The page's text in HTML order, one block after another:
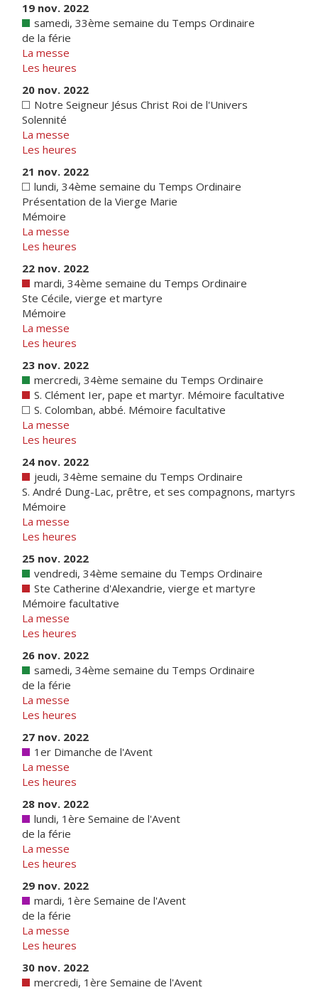
19 nov. 2022
samedi, 33ème semaine du Temps Ordinaire
de la férie
La messe
Les heures
20 nov. 2022
Notre Seigneur Jésus Christ Roi de l'Univers
Solennité
La messe
Les heures
21 nov. 2022
lundi, 34ème semaine du Temps Ordinaire
Présentation de la Vierge Marie
Mémoire
La messe
Les heures
22 nov. 2022
mardi, 34ème semaine du Temps Ordinaire
Ste Cécile, vierge et martyre
Mémoire
La messe
Les heures
23 nov. 2022
mercredi, 34ème semaine du Temps Ordinaire
S. Clément Ier, pape et martyr. Mémoire facultative
S. Colomban, abbé. Mémoire facultative
La messe
Les heures
24 nov. 2022
jeudi, 34ème semaine du Temps Ordinaire
S. André Dung-Lac, prêtre, et ses compagnons, martyrs
Mémoire
La messe
Les heures
25 nov. 2022
vendredi, 34ème semaine du Temps Ordinaire
Ste Catherine d'Alexandrie, vierge et martyre
Mémoire facultative
La messe
Les heures
26 nov. 2022
samedi, 34ème semaine du Temps Ordinaire
de la férie
La messe
Les heures
27 nov. 2022
1er Dimanche de l'Avent
La messe
Les heures
28 nov. 2022
lundi, 1ère Semaine de l'Avent
de la férie
La messe
Les heures
29 nov. 2022
mardi, 1ère Semaine de l'Avent
de la férie
La messe
Les heures
30 nov. 2022
mercredi, 1ère Semaine de l'Avent